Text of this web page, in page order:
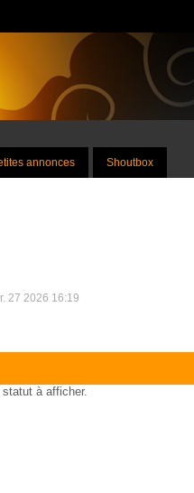
annonces Shoutbox
27 2026 16:19
statut à afficher.